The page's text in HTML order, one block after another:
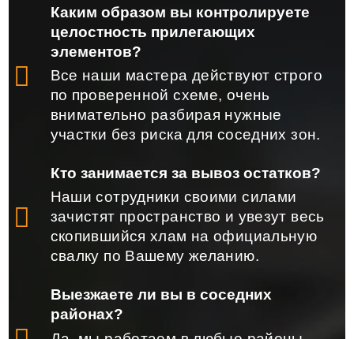
Каким образом вы контролируете
целостность прилегающих
элементов?
Все наши мастера действуют строго
по проверенной схеме, очень
внимательно разбирая нужные
участки без риска для соседних зон.
Кто занимается за вывоз остатков?
Наши сотрудники своими силами
зачистят пространство и увезут весь
скопившийся хлам на официальную
свалку по Вашему желанию.
Выезжаете ли вы в соседних
районах?